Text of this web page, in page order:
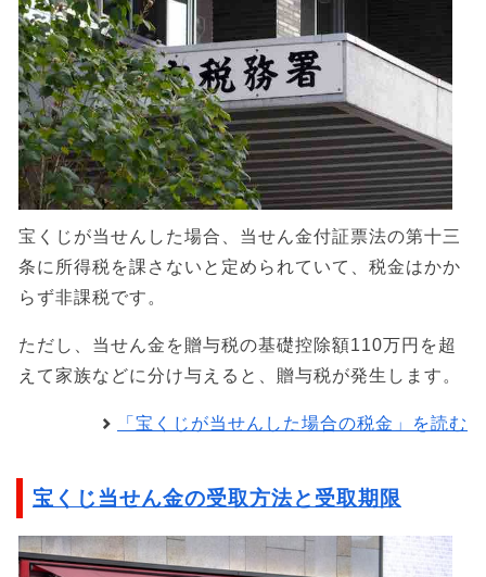
宝くじが当せんした場合、当せん金付証票法の第十三
条に所得税を課さないと定められていて、税金はかか
らず非課税です。
ただし、当せん金を贈与税の基礎控除額110万円を超
えて家族などに分け与えると、贈与税が発生します。
「宝くじが当せんした場合の税金」を読む
宝くじ当せん金の受取方法と受取期限